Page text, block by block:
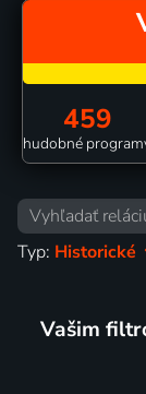
459
hudobné
Typ: Historické
Vašim